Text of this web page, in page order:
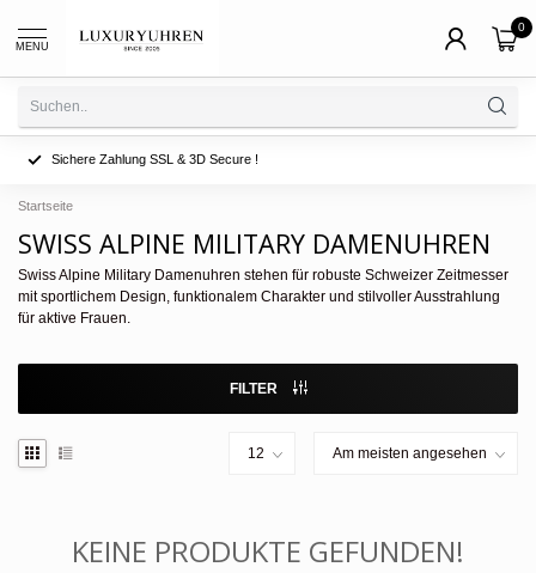
MENU
0
Sichere Zahlung SSL & 3D Secure !
Startseite
SWISS ALPINE MILITARY DAMENUHREN
Swiss Alpine Military Damenuhren stehen für robuste Schweizer Zeitmesser
mit sportlichem Design, funktionalem Charakter und stilvoller Ausstrahlung
für aktive Frauen.
FILTER
KEINE PRODUKTE GEFUNDEN!